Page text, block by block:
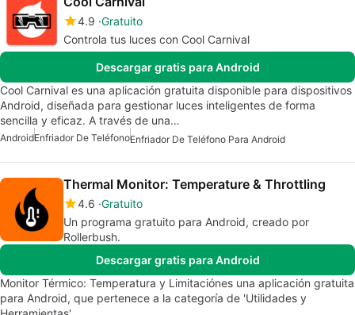
4.9 Gratuito
Controla tus luces con Cool Carnival
Descargar gratis para Android
Cool Carnival es una aplicación gratuita disponible para dispositivos
Android, diseñada para gestionar luces inteligentes de forma
sencilla y eficaz. A través de una…
AndroidEnfriador De TeléfonoEnfriador De Teléfono Para Android
Thermal Monitor: Temperature & Throttling
4.6 Gratuito
Un programa gratuito para Android, creado por
Rollerbush.
Descargar gratis para Android
Monitor Térmico: Temperatura y Limitaciónes una aplicación gratuita
para Android, que pertenece a la categoría de 'Utilidades y